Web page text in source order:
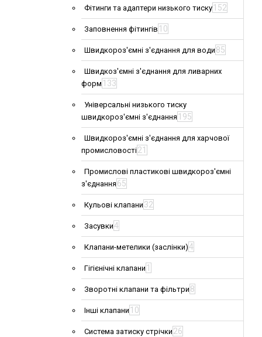
Фітинги та адаптери низького тиску 152
Заповнення фітингів 10
Швидкороз'ємні з'єднання для води 85
Швидкоз'ємні з'єднання для ливарних
форм 133
Універсальні низького тиску
швидкороз'ємні з'єднання 195
Швидкороз'ємні з'єднання для харчової
промисловості21
Промислові пластикові швидкороз'ємні
з'єднання 65
Кульові клапани 32
Засувки4
Клапани-метелики (заслінки)4
Гігієнічні клапани 1
Зворотні клапани та фільтри 8
Інші клапани 10
Система затиску стрічки 26